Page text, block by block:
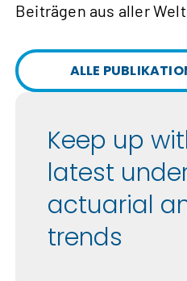
Beiträgen aus aller
ALLE
Keep up
latest
actuarial
trends